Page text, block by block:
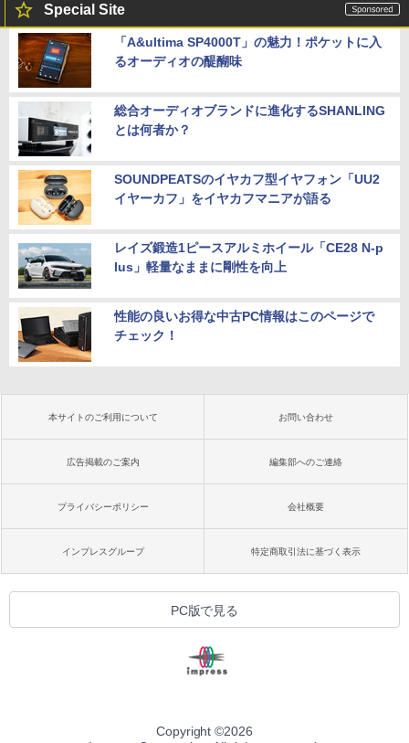
Special Site
「A&ultima SP4000T」の魅力！ポケットに入
るオーディオの醍醐味
総合オーディオブランドに進化するSHANLING
とは何者か？
SOUNDPEATSのイヤカフ型イヤフォン「UU2
イヤーカフ」をイヤカフマニアが語る
レイズ鍛造1ピースアルミホイール「CE28 N-p
lus」軽量なままに剛性を向上
性能の良いお得な中古PC情報はこのページで
チェック！
本サイトのご利用について お問い合わせ
広告掲載のご案内 編集部へのご連絡
プライバシーポリシー 会社概要
インプレスグループ 特定商取引法に基づく表示
PC版で見る
Copyright ©2026